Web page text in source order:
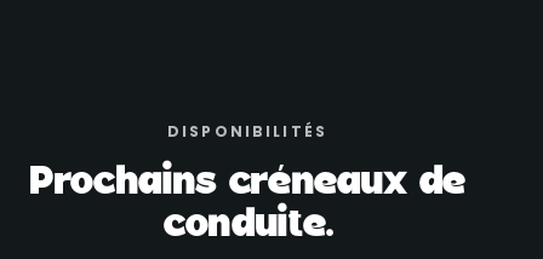
DISPONIBILITÉS
Prochains créneaux de
conduite.